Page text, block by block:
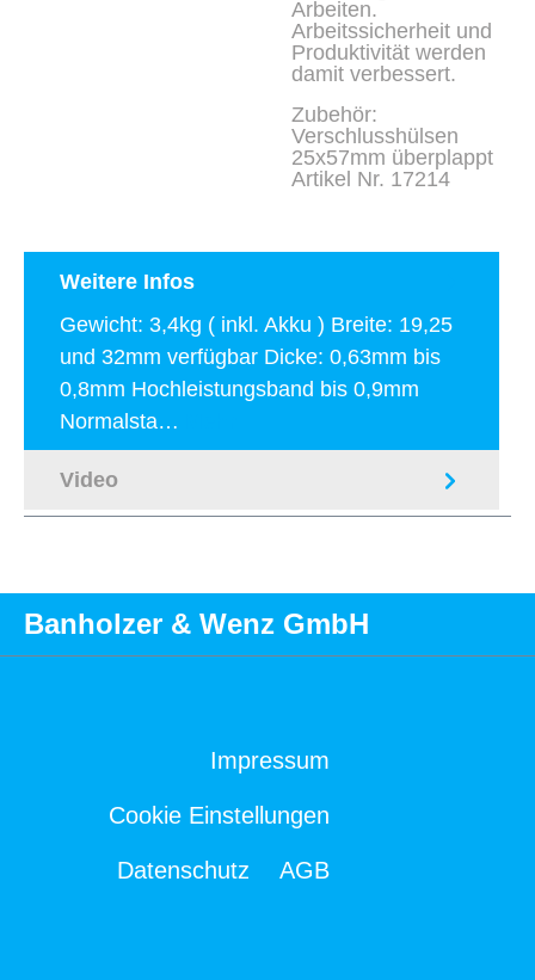
Arbeiten.
Arbeitssicherheit und
Produktivität werden
damit verbessert.
Zubehör:
Verschlusshülsen
25x57mm überplappt
Artikel Nr. 17214
Weitere Infos
Gewicht: 3,4kg ( inkl. Akku ) Breite: 19,25
und 32mm verfügbar Dicke: 0,63mm bis
0,8mm Hochleistungsband bis 0,9mm
Normalsta…
Video
Banholzer & Wenz GmbH
Impressum
Cookie Einstellungen
Datenschutz AGB